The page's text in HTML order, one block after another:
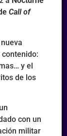
Call of
y el
de los
con un
militar